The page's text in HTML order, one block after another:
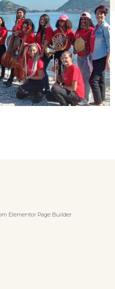
Elementor Page Builder